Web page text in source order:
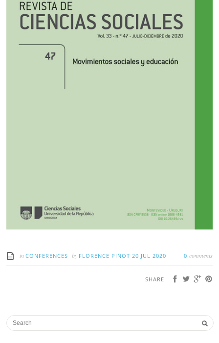
inCONFERENCES by FLORENCE PINOT20 JUL 2020 0 comments
SHARE